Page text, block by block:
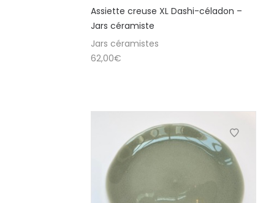
Assiette creuse XL Dashi-céladon –
Jars céramiste
Jars céramistes
62,00€